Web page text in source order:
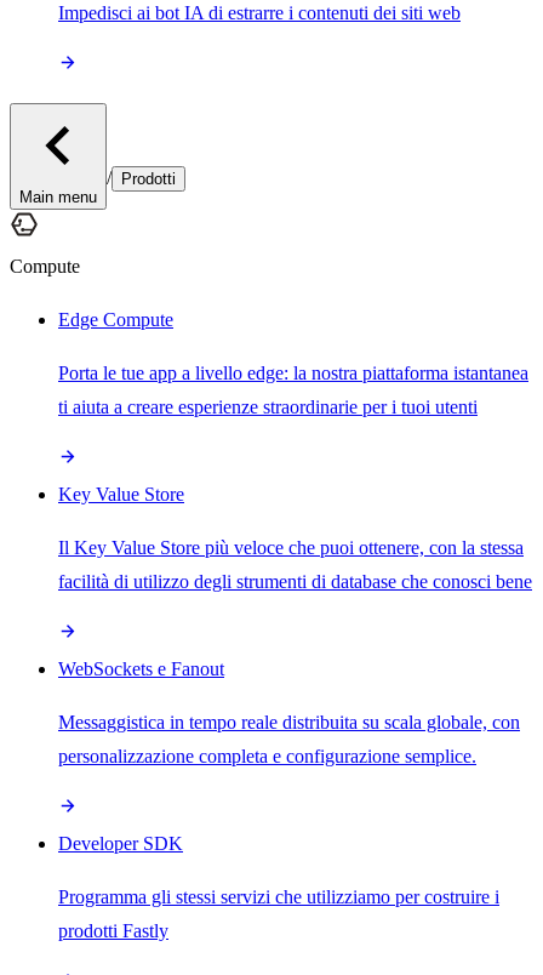
Impedisci ai bot IA di estrarre i contenuti dei siti web
Main menu
/ Prodotti
Compute
Edge Compute
Porta le tue app a livello edge: la nostra piattaforma istantanea
ti aiuta a creare esperienze straordinarie per i tuoi utenti
Key Value Store
Il Key Value Store più veloce che puoi ottenere, con la stessa
facilità di utilizzo degli strumenti di database che conosci bene
WebSockets e Fanout
Messaggistica in tempo reale distribuita su scala globale, con
personalizzazione completa e configurazione semplice.
Developer SDK
Programma gli stessi servizi che utilizziamo per costruire i
prodotti Fastly